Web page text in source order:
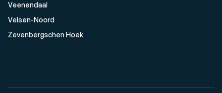
Veenendaal
Velsen-Noord
Zevenbergschen Hoek